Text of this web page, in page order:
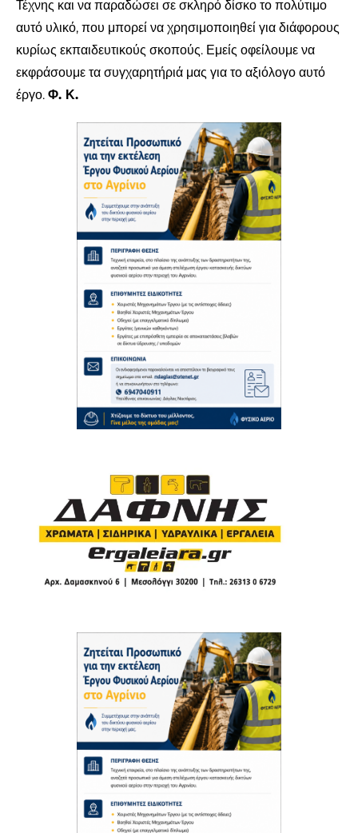
Τέχνης και να παραδώσει σε σκληρό δίσκο το πολύτιμο
αυτό υλικό, που μπορεί να χρησιμοποιηθεί για διάφορους
κυρίως εκπαιδευτικούς σκοπούς. Εμείς οφείλουμε να
εκφράσουμε τα συγχαρητήριά μας για το αξιόλογο αυτό
έργο. Φ. Κ.